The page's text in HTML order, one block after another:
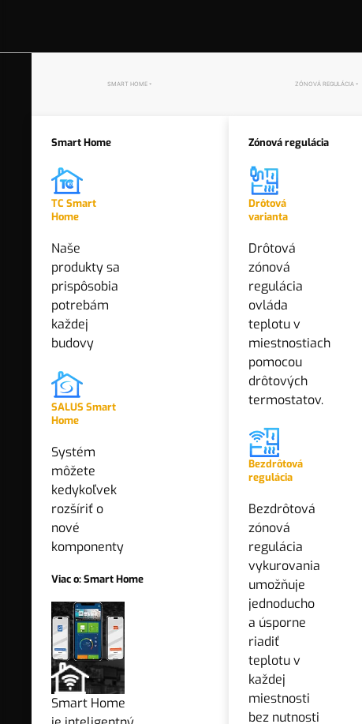
SMART HOME
Smart Home
TC Smart
Home
Naše
produkty sa
prispôsobia
potrebám
každej
budovy
SALUS Smart
Home
Systém
môžete
kedykoľvek
rozšíriť o
nové
komponenty
Viac o: Smart Home
Smart Home
ZÓNOVÁ REGULÁCIA
Zónová regulácia
Drôtová
varianta
Drôtová
zónová
regulácia
ovláda
teplotu v
miestnostiach
pomocou
drôtových
termostatov.
Bezdrôtová
regulácia
Bezdrôtová
zónová
regulácia
vykurovania
umožňuje
jednoducho
a úsporne
riadiť
teplotu v
každej
miestnosti
bez nutnosti
Ekvitermické a solárne regulátory
Ekvitermické a solárne
vykurovanie podľa počasia.
Mechanické príložné termostaty
sú jednoduché zariadenia na
Elektronické príložné regulátory
Elektronické príložné regulátory
ovládajú čerpadlá, TÚV a ventily
podľa teploty na potrubí.
Funkcia ANTI-STOP
SALUS Controls